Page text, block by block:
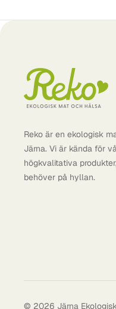
Dig
Dr. Reckeweg
Dreambars
Epikouros
Gepa
Girolomoni
Hallstavik
Helhetshälsa
Reko är en ekologisk
Järna. Vi är kända för
högkvalitativa
behöver på hyllan.
© 2026 Järna